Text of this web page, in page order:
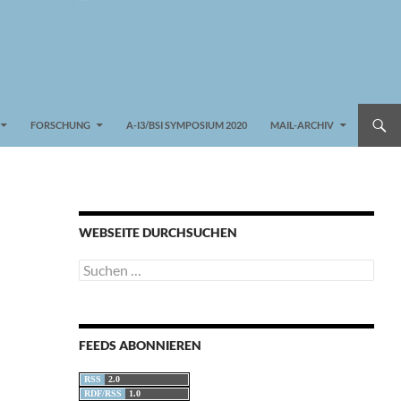
FORSCHUNG A-I3/BSI SYMPOSIUM 2020 MAIL-ARCHIV
WEBSEITE DURCHSUCHEN
Suchen
nach:
FEEDS ABONNIEREN
RSS
2.0
RDF/RSS
1.0